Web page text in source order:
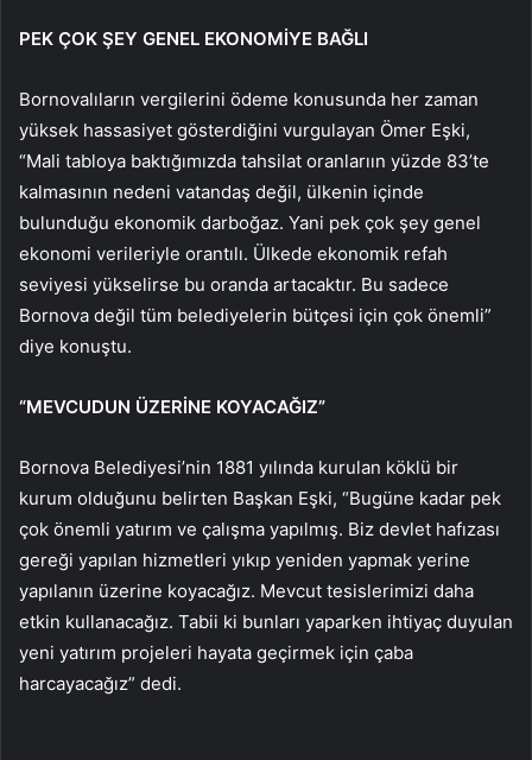
PEK ÇOK ŞEY GENEL EKONOMİYE BAĞLI
Bornovalıların vergilerini ödeme konusunda her zaman
yüksek hassasiyet gösterdiğini vurgulayan Ömer Eşki,
“Mali tabloya baktığımızda tahsilat oranlarıın yüzde 83’te
kalmasının nedeni vatandaş değil, ülkenin içinde
bulunduğu ekonomik darboğaz. Yani pek çok şey genel
ekonomi verileriyle orantılı. Ülkede ekonomik refah
seviyesi yükselirse bu oranda artacaktır. Bu sadece
Bornova değil tüm belediyelerin bütçesi için çok önemli”
diye konuştu.
“MEVCUDUN ÜZERİNE KOYACAĞIZ”
Bornova Belediyesi’nin 1881 yılında kurulan köklü bir
kurum olduğunu belirten Başkan Eşki, “Bugüne kadar pek
çok önemli yatırım ve çalışma yapılmış. Biz devlet hafızası
gereği yapılan hizmetleri yıkıp yeniden yapmak yerine
yapılanın üzerine koyacağız. Mevcut tesislerimizi daha
etkin kullanacağız. Tabii ki bunları yaparken ihtiyaç duyulan
yeni yatırım projeleri hayata geçirmek için çaba
harcayacağız” dedi.